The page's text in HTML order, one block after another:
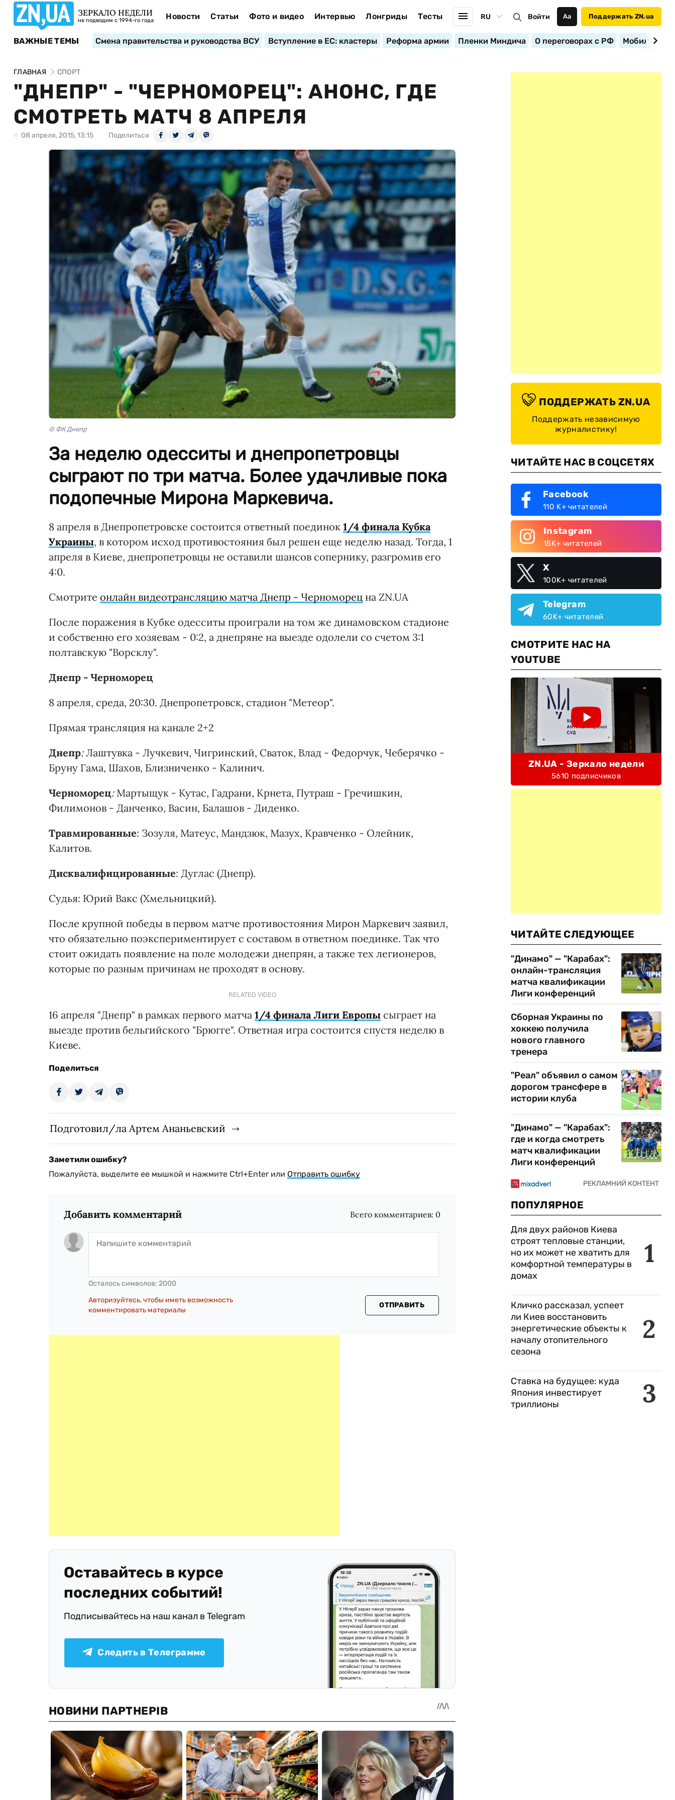
ЗЕРКАЛО НЕДЕЛИ
не подводим с 1994-го года Новости Статьи Фото и видео Интервью Лонгриды Тесты RU Войти Аа Поддержать ZN.ua
ВАЖНЫЕ ТЕМЫ Смена правительства и руководства ВСУ Вступление в ЕС: кластеры Реформа армии Пленки Миндича О переговорах с РФ
ГЛАВНАЯ СПОРТ
"ДНЕПР" - "ЧЕРНОМОРЕЦ": АНОНС, ГДЕ
СМОТРЕТЬ МАТЧ 8 АПРЕЛЯ
08 апреля, 2015, 13:15 Поделиться
© ФК Днепр
За неделю одесситы и днепропетровцы
сыграют по три матча. Более удачливые пока
подопечные Мирона Маркевича.
8 апреля в Днепропетровске состоится ответный поединок 1/4 финала Кубка
Украины, в котором исход противостояния был решен еще неделю назад. Тогда, 1
апреля в Киеве, днепропетровцы не оставили шансов сопернику, разгромив его
4:0.
Смотрите онлайн видеотрансляцию матча Днепр - Черноморец на ZN.UA
После поражения в Кубке одесситы проиграли на том же динамовском стадионе
и собственно его хозяевам - 0:2, а днепряне на выезде одолели со счетом 3:1
полтавскую "Ворсклу".
Днепр - Черноморец
8 апреля, среда, 20:30. Днепропетровск, стадион "Метеор".
Прямая трансляция на канале 2+2
Днепр:Лаштувка - Лучкевич, Чигринский, Сваток, Влад - Федорчук, Чеберячко -
Бруну Гама, Шахов, Близниченко - Калинич.
Черноморец:Мартыщук - Кутас, Гадрани, Крнета, Путраш - Гречишкин,
Филимонов - Данченко, Васин, Балашов - Диденко.
Травмированные: Зозуля, Матеус, Мандзюк, Мазух, Кравченко - Олейник,
Калитов.
Дисквалифицированные: Дуглас (Днепр).
Судья: Юрий Вакс (Хмельницкий).
После крупной победы в первом матче противостояния Мирон Маркевич заявил,
что обязательно поэкспериментирует с составом в ответном поединке. Так что
стоит ожидать появление на поле молодежи днепрян, а также тех легионеров,
которые по разным причинам не проходят в основу.
RELATED VIDEO
16 апреля "Днепр" в рамках первого матча 1/4 финала Лиги Европы сыграет на
выезде против бельгийского "Брюгге". Ответная игра состоится спустя неделю в
Киеве.
Поделиться
Подготовил/ла Артем Ананьевский
Заметили ошибку?
Пожалуйста, выделите ее мышкой и нажмите Ctrl+Enter или Отправить ошибку
Добавить комментарий Всего комментариев: 0
Осталось символов: 2000
Авторизуйтесь, чтобы иметь возможность
комментировать материалы
ОТПРАВИТЬ
Оставайтесь в курсе
последних событий!
Подписывайтесь на наш канал в Telegram
Следить в Телеграмме
ПОДДЕРЖАТЬ ZN.UA
Поддержать независимую
журналистику!
ЧИТАЙТЕ НАС В СОЦСЕТЯХ
Facebook
110 K+ читателей
Instagram
15K+ читателей
X
100K+ читателей
Telegram
60K+ читателей
СМОТРИТЕ НАС НА
YOUTUBE
ZN.UA - Зеркало недели
5610 подписчиков
ЧИТАЙТЕ СЛЕДУЮЩЕЕ
"Динамо" — "Карабах":
онлайн-трансляция
матча квалификации
Лиги конференций
Сборная Украины по
хоккею получила
нового главного
тренера
"Реал" объявил о самом
дорогом трансфере в
истории клуба
"Динамо" — "Карабах":
где и когда смотреть
матч квалификации
Лиги конференций
ПОПУЛЯРНОЕ
1
Для двух районов Киева
строят тепловые станции,
но их может не хватить для
комфортной температуры в
домах
2
Кличко рассказал, успеет
ли Киев восстановить
энергетические объекты к
началу отопительного
сезона
3
Ставка на будущее: куда
Япония инвестирует
триллионы